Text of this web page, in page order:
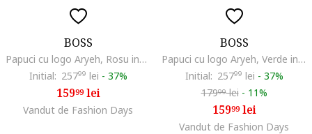
BOSS
Papuci cu logo Aryeh, Rosu inchis/Alb optic
Initial: 25799 lei - 37%
15999lei
Vandut de Fashion Days
BOSS
Papuci cu logo Aryeh, Verde inchis
Initial: 25799 lei - 37%
17999lei - 11%
15999lei
Vandut de Fashion Days